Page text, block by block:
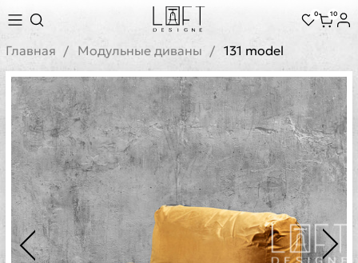
0 10
Главная Модульные диваны 131 model